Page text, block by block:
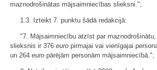
maznodrošinātas mājsaimniecības slieksni.";
1.3. Izteikt 7. punktu šādā redakcijā:
"7. Mājsaimniecību atzīst par
slieksnis ir 376 euro pirmajai vai vienīgajai
un 264 euro pārējām personām mājsaimniecībā.";